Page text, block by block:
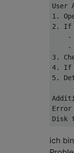
User
1.
2. If
-
-
3.
4. If
5.
Error
ich